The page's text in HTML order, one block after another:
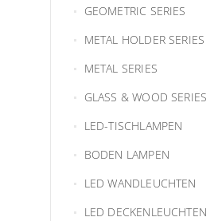
GEOMETRIC SERIES
METAL HOLDER SERIES
METAL SERIES
GLASS & WOOD SERIES
LED-TISCHLAMPEN
BODEN LAMPEN
LED WANDLEUCHTEN
LED DECKENLEUCHTEN